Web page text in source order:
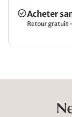
Acheter
Retour gratuit